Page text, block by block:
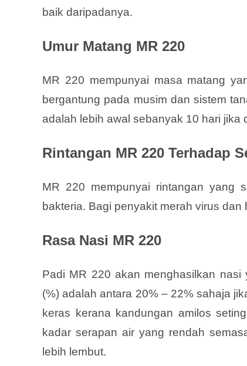
baik daripadanya.
Umur Matang MR 220
MR 220 mempunyai masa matang
bergantung pada musim dan sistem
adalah lebih awal sebanyak 10 hari jika
Rintangan MR 220 Terhadap
MR 220 mempunyai rintangan yang
bakteria. Bagi penyakit merah virus
Rasa Nasi MR 220
Padi MR 220 akan menghasilkan
(%) adalah antara 20% – 22% sahaja
keras kerana kandungan amilos
kadar serapan air yang rendah
lebih lembut.